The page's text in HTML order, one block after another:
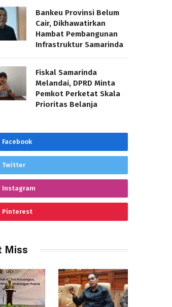
Bankeu Provinsi Belum
Cair, Dikhawatirkan
Hambat Pembangunan
Infrastruktur Samarinda
Fiskal Samarinda
Melandai, DPRD Minta
Pemkot Perketat Skala
Prioritas Belanja
Facebook
Twitter
Instagram
Pinterest
Miss